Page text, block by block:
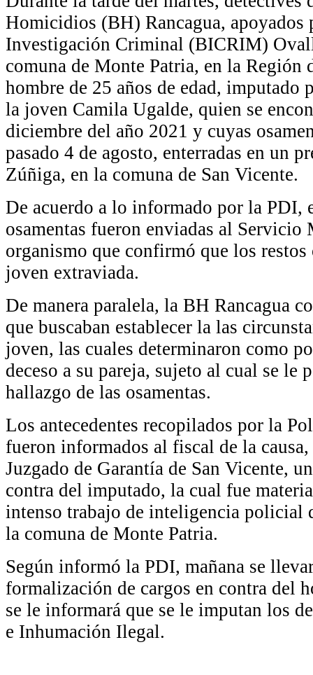
Homicidios (BH) Rancagua, apoyados
Investigación Criminal (BICRIM)
comuna de Monte Patria, en la Región
hombre de 25 años de edad,
la joven Camila Ugalde, quien se
diciembre del año 2021 y cuyas
pasado 4 de agosto, enterradas en un
Zúñiga, en la comuna de San Vicente.
De acuerdo a lo informado por la PDI,
osamentas fueron enviadas al
organismo que confirmó que los restos
joven extraviada.
De manera paralela, la BH Rancagua
que buscaban establecer la las
joven, las cuales determinaron como
deceso a su pareja, sujeto al cual se le
hallazgo de las osamentas.
Los antecedentes recopilados por la
fueron informados al fiscal de la
Juzgado de Garantía de San Vicente,
contra del imputado, la cual fue
intenso trabajo de inteligencia policial
la comuna de Monte Patria.
Según informó la PDI, mañana se
formalización de cargos en contra del
se le informará que se le imputan los
e Inhumación Ilegal.